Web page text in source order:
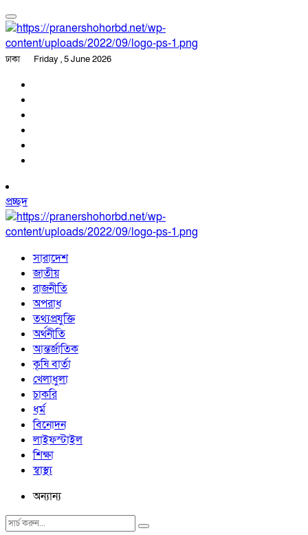
ঢাকা Friday , 5 June 2026
প্রচ্ছদ
সারাদেশ
জাতীয়
রাজনীতি
অপরাধ
তথ্যপ্রযুক্তি
অর্থনীতি
আন্তর্জাতিক
কৃষি বার্তা
খেলাধুলা
চাকরি
ধর্ম
বিনোদন
লাইফস্টাইল
শিক্ষা
স্বাস্থ্য
অন্যান্য